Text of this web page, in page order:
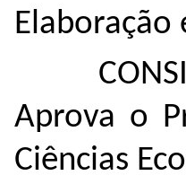
Elaboração
Aprova o
Ciências